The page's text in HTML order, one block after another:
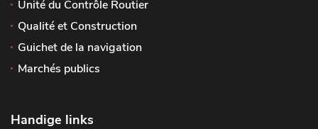
Unité du Contrôle Routier
Qualité et Construction
Guichet de la navigation
Marchés publics
Handige links